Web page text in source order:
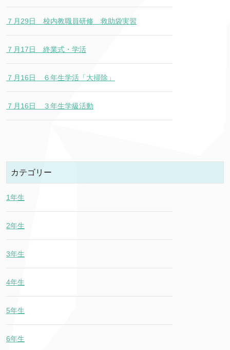
７月29日 校内教職員研修 救助袋実習
７月17日 終業式・学活
７月16日 ６年生学活「大掃除」
７月16日 ３年生学級活動
カテゴリー
1年生
2年生
3年生
4年生
5年生
6年生